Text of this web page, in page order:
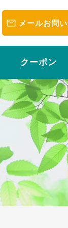
メールお問
クーポン